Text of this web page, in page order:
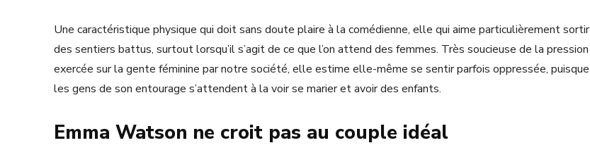
Une caractéristique physique qui doit sans doute plaire à la comédienne, elle qui aime particulièrement sortir
des sentiers battus, surtout lorsqu’il s’agit de ce que l’on attend des femmes. Très soucieuse de la pression
exercée sur la gente féminine par notre société, elle estime elle-même se sentir parfois oppressée, puisque
les gens de son entourage s’attendent à la voir se marier et avoir des enfants.
Emma Watson ne croit pas au couple idéal